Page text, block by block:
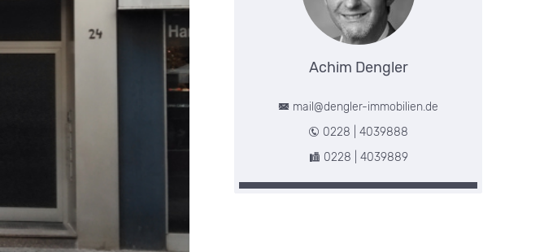
Achim Dengler
mail@dengler-immobilien.de
0228 | 4039888
0228 | 4039889